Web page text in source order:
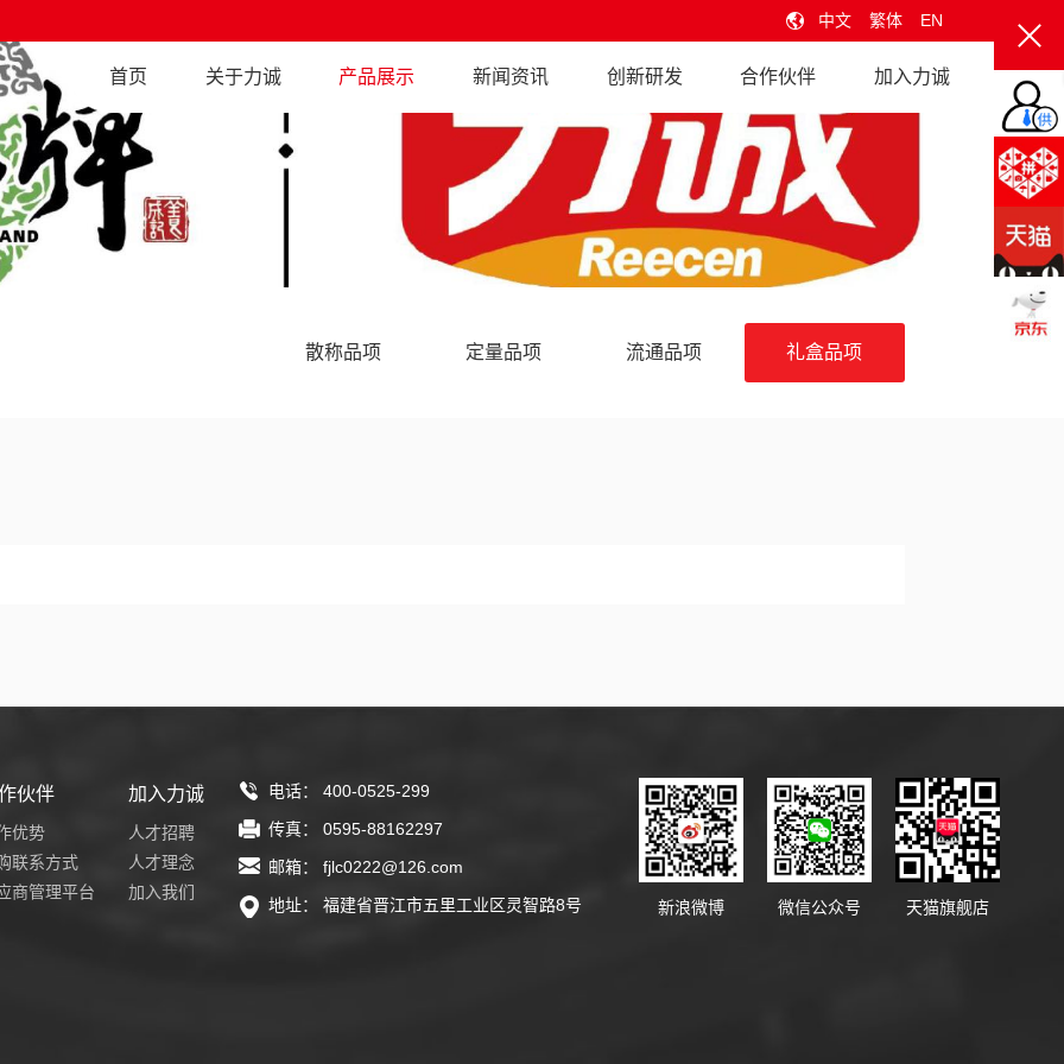
中文 繁体 EN
首页 关于力诚 产品展示 新闻资讯 创新研发 合作伙伴 加入力诚
散称品项 定量品项 流通品项 礼盒品项
伙伴
优势
联系方式
商管理平台
加入力诚
人才招聘
人才理念
加入我们
电话： 400-0525-299
传真： 0595-88162297
邮箱： fjlc0222@126.com
地址： 福建省晋江市五里工业区灵智路8号
新浪微博 微信公众号 天猫旗舰店